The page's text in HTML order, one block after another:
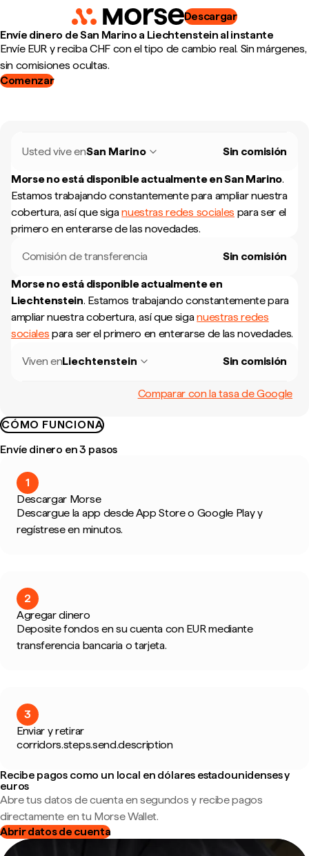
Descargar
Envíe dinero de San Marino a Liechtenstein al instante
Envíe EUR y reciba CHF con el tipo de cambio real. Sin márgenes,
sin comisiones ocultas.
Comenzar
Usted vive enSan Marino Sin comisión
Morse no está disponible actualmente enSan Marino.
Estamos trabajando constantemente para ampliar nuestra
cobertura, así que siganuestras redes sociales para ser el
primero en enterarse de las novedades.
Comisión de transferencia Sin comisión
Morse no está disponible actualmente en
Liechtenstein. Estamos trabajando constantemente para
ampliar nuestra cobertura, así que siganuestras redes
sociales para ser el primero en enterarse de las novedades.
Viven enLiechtenstein Sin comisión
Comparar con la tasa de Google
CÓMO FUNCIONA
Envíe dinero en 3 pasos
1
Descargar Morse
Descargue la app desde App Store o Google Play y
regístrese en minutos.
2
Agregar dinero
Deposite fondos en su cuenta con EUR mediante
transferencia bancaria o tarjeta.
3
Enviar y retirar
corridors.steps.send.description
Recibe pagos como un local en dólares estadounidenses y
euros
Abre tus datos de cuenta en segundos y recibe pagos
directamente en tu Morse Wallet.
Abrir datos de cuenta